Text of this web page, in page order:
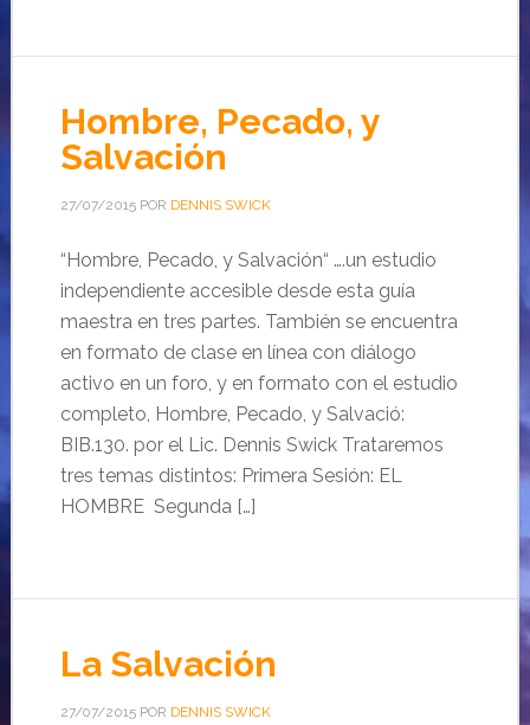
Hombre, Pecado, y
Salvación
27/07/2015POR DENNIS SWICK
“Hombre, Pecado, y Salvación“ ….un estudio
independiente accesible desde esta guía
maestra en tres partes. También se encuentra
en formato de clase en línea con diálogo
activo en un foro, y en formato con el estudio
completo, Hombre, Pecado, y Salvació:
BIB.130. por el Lic. Dennis Swick Trataremos
tres temas distintos: Primera Sesión: EL
HOMBRE Segunda […]
La Salvación
27/07/2015POR DENNIS SWICK